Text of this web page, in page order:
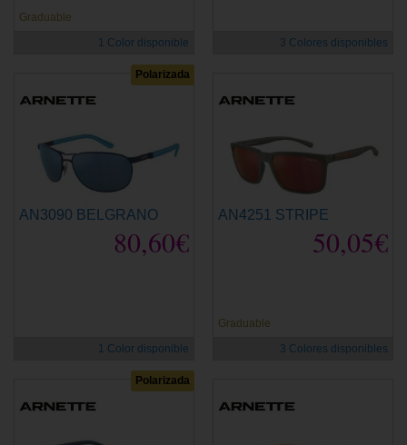
Graduable
1 Color disponible
3 Colores disponibles
Polarizada
AN3090 BELGRANO
80,60€
1 Color disponible
AN4251 STRIPE
50,05€
Graduable
3 Colores disponibles
Polarizada